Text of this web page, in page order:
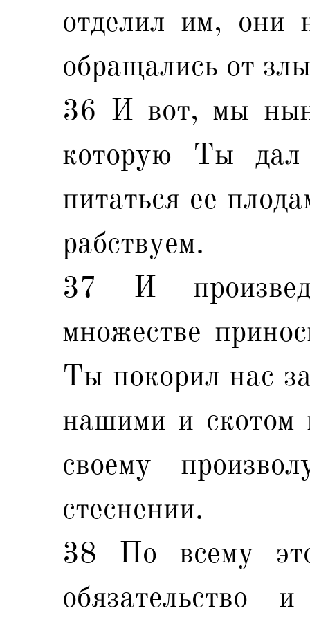
отделил им, они
обращались от
36 И вот, мы
которую Ты
питаться ее
рабствуем.
37 И
множестве
Ты покорил нас
нашими и
своему
стеснении.
38 По всему